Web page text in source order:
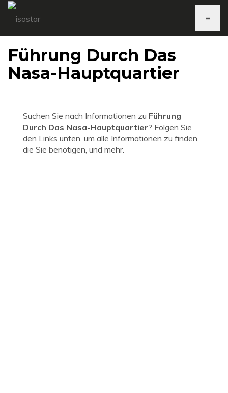
≡
Führung Durch Das
Nasa-Hauptquartier
Suchen Sie nach Informationen zu Führung
Durch Das Nasa-Hauptquartier? Folgen Sie
den Links unten, um alle Informationen zu finden,
die Sie benötigen, und mehr.